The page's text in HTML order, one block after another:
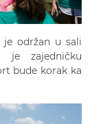
održan u sali
je zajedničku
bude korak ka